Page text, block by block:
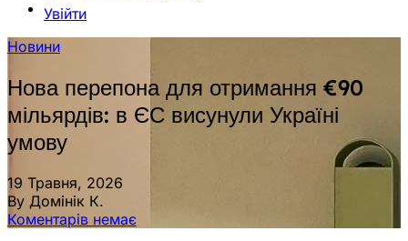
Увійти
Новини
Нова перепона для отримання €90
мільярдів: в ЄС висунули Україні
умову
19 Травня, 2026
By Домінік К.
Коментарів немає